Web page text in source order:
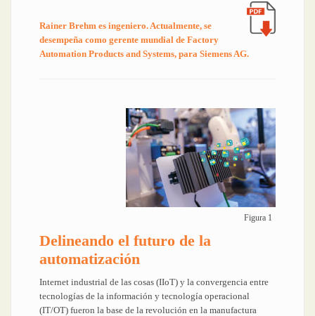
Rainer Brehm es ingeniero. Actualmente, se
desempeña como gerente mundial de Factory
Automation Products and Systems, para Siemens AG.
Figura 1
Delineando el futuro de la
automatización
Internet industrial de las cosas (IIoT) y la convergencia entre
tecnologías de la información y tecnología operacional
(IT/OT) fueron la base de la revolución en la manufactura